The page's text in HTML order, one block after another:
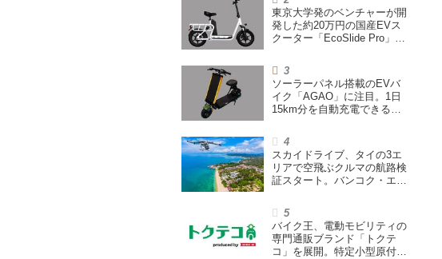
東京大学発のベンチャーが開
発した約20万円の国産EVス
クーター「EcoSlide Pro」が
ハイパワー特定小型原付
ソーラーパネル搭載のEVバ
イク「AGAO」に注目。1日
15km分を自動充電できる
スカイドライブ、タイの3エ
リアで空飛ぶクルマの航路検
証スタート。バンコク・エア
指す
バイク王、電動モビリティの
専門通販ブランド「トクテ
コ」を展開。特定小型原付や